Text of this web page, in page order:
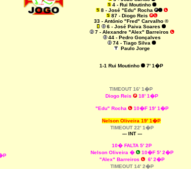
4 - Rui Moutinho
8 - José "Edu" Rocha
87 - Diogo Reis
33 - António "Fred" Carvalho ®
6 - José Paiva Soares
7 - Alexandre "Alex" Barreiros
44 - Pedro Gonçalves
74 - Tiago Silva
Paulo Jorge
1-1 Rui Moutinho 7' 1�P
TIMEOUT 16' 1�P
Diogo Reis
18' 1�P
"Edu" Rocha 10�F 19' 1�P
Nelson Oliveira 19' 1�P
TIMEOUT 22' 1�P
--- INT ---
10� FALTA 5' 2P
Nelson Oliveira �
10�F 5' 2�P
"Alex" Barreiros
6' 2�P
TIMEOUT 14' 2�P